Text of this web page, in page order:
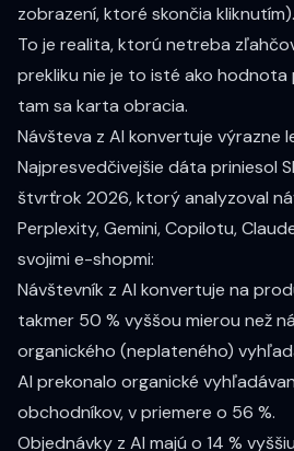
zobrazení, ktoré skončia kliknutím).
To je realita, ktorú netreba
prekliku nie je to isté ako hodnota
tam sa karta obracia.
Návšteva z AI konvertuje výrazne
Najpresvedčivejšie dáta priniesol
štvrťrok 2026, ktorý analyzoval
Perplexity, Gemini, Copilotu,
svojimi e-shopmi:
Návštevník z AI konvertuje na
takmer 50 % vyššou mierou než
organického (neplateného)
AI prekonalo organické
obchodníkov, v priemere o 56 %.
Objednávky z AI majú o 14 %